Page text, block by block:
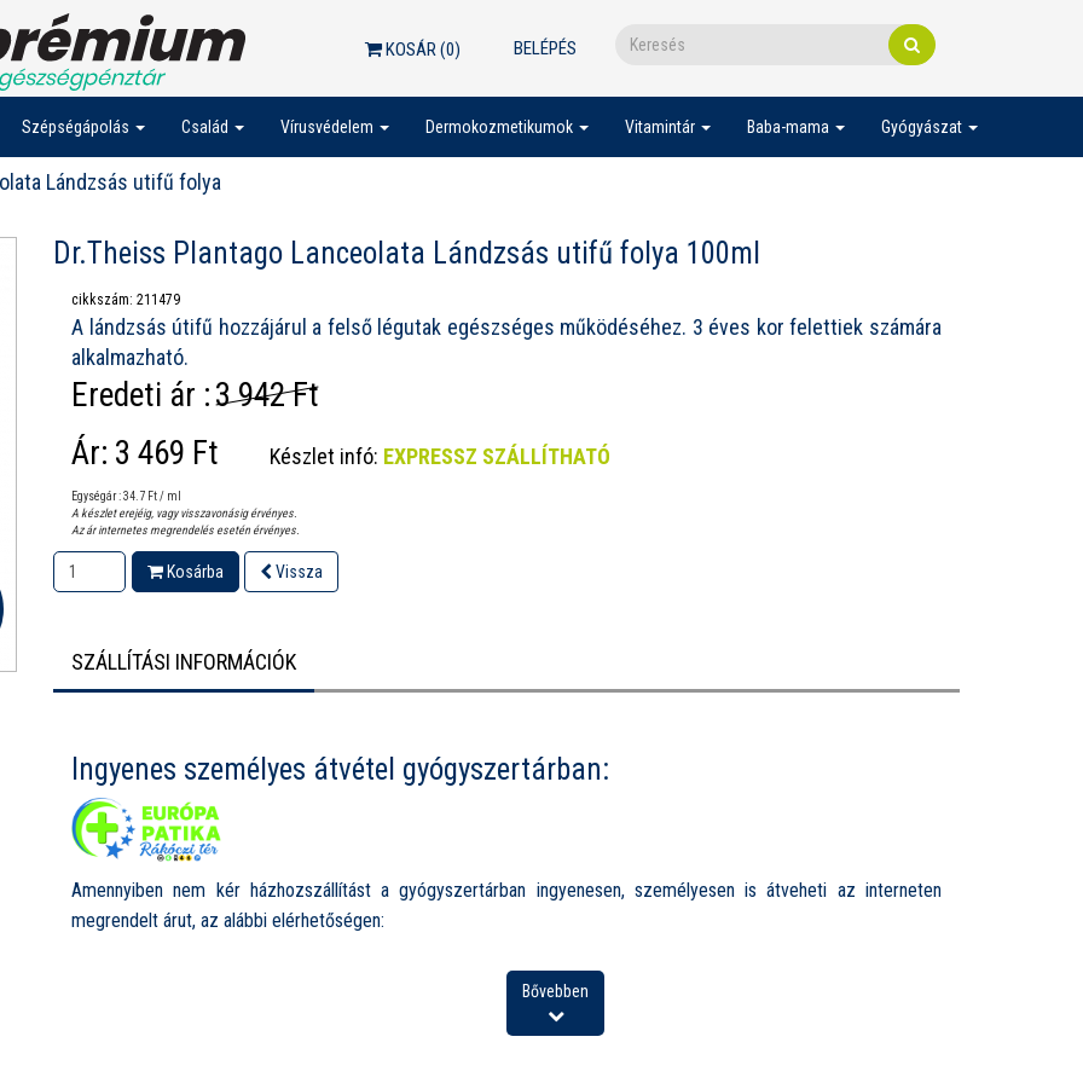
KOSÁR (0) BELÉPÉS
Szépségápolás Család Vírusvédelem Dermokozmetikumok Vitamintár Baba-mama Gyógyászat
Lándzsás utifű folya
Dr.Theiss Plantago Lanceolata Lándzsás utifű folya 100ml
cikkszám: 211479
A lándzsás útifű hozzájárul a felső légutak egészséges működéséhez. 3 éves kor felettiek számára
alkalmazható.
Eredeti ár :3 942 Ft
Ár: 3 469 Ft Készlet infó: EXPRESSZ SZÁLLÍTHATÓ
Egységár : 34.7 Ft / ml
A készlet erejéig, vagy visszavonásig érvényes.
Az ár internetes megrendelés esetén érvényes.
Kosárba Vissza
SZÁLLÍTÁSI INFORMÁCIÓK
Ingyenes személyes átvétel gyógyszertárban:
Amennyiben nem kér házhozszállítást a gyógyszertárban ingyenesen, személyesen is átveheti az interneten
megrendelt árut, az alábbi elérhetőségen:
Bővebben